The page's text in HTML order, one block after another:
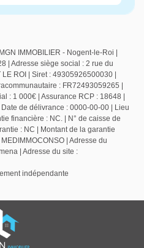
IMMOBILIER - Nogent-le-Roi |
| Adresse siège social : 2 rue du
ROI | Siret : 49305926500030 |
: FR72493059265 |
: 1 000€ | Assurance RCP : 18648 |
de délivrance : 0000-00-00 | Lieu
financière : NC. | N° de caisse de
: NC | Montant de la garantie
| Adresse du
| Adresse du site :
indépendante